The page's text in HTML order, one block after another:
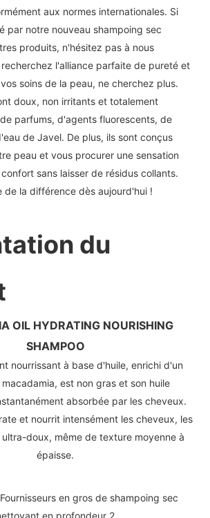
aux normes internationales. Si
par notre nouveau shampoing sec
produits, n'hésitez pas à nous
l'alliance parfaite de pureté et
soins de la peau, ne cherchez plus.
doux, non irritants et totalement
parfums, d'agents fluorescents, de
de Javel. De plus, ils sont conçus
peau et vous procurer une sensation
sans laisser de résidus collants.
de la différence dès aujourd'hui !
du
OIL HYDRATING NOURISHING
SHAMPOO
nourrissant à base d'huile, enrichi d'un
est non gras et son huile
absorbée par les cheveux.
et nourrit intensément les cheveux, les
ultra-doux, même de texture moyenne à
épaisse.